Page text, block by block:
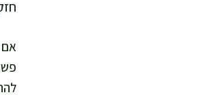
אם